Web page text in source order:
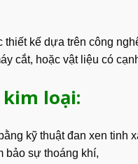
thiết kế dựa trên công
cắt, hoặc vật liệu có
loại:
kỹ thuật đan xen tinh
bảo sự thoáng khí,